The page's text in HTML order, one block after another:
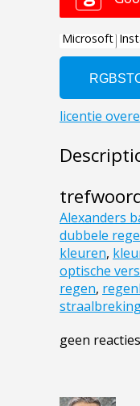
Alexanders
dubbele
kleuren,
optische
regen,
geen